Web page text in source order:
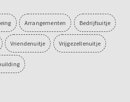
Arrangementen Bedrijfsuitje
Vriendenuitje Vrijgezellenuitje